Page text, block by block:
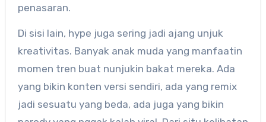
penasaran.
Di sisi lain, hype juga sering jadi ajang unjuk
kreativitas. Banyak anak muda yang manfaatin
momen tren buat nunjukin bakat mereka. Ada
yang bikin konten versi sendiri, ada yang remix
jadi sesuatu yang beda, ada juga yang bikin